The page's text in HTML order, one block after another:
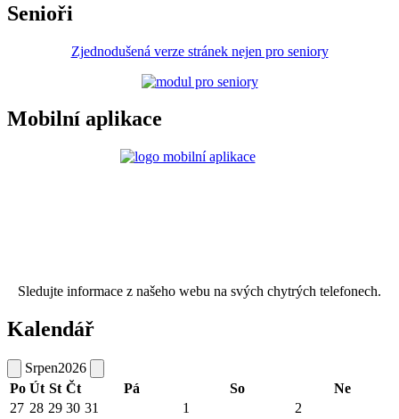
Senioři
Zjednodušená verze stránek nejen pro seniory
Mobilní aplikace
Sledujte informace z našeho webu na svých chytrých telefonech.
Kalendář
Srpen2026
Po Út St Čt Pá So
Ne
27 28 29 30 31 1 2